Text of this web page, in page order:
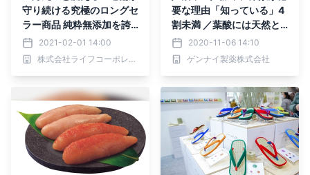
守り続ける究極のロングセ
ラー商品 純粋無添加を誇
る「坊っちゃん石鹸」首都
圏ライフで販売中！
2021-02-01 14:00
株式会社ライフコーポレーション
要な理由「知っている」4
割未満 ／葉酸には天然と
人工の2種類「知らなかっ
た」7割 ／ 妊活中に必要な
「葉酸の種類」7割が誤認
調査】
2020-11-06 14:10
ゲンナイ製薬株式会社